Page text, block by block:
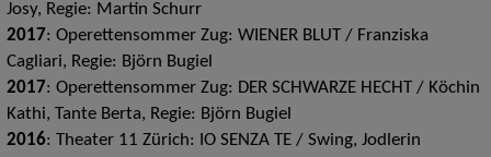
Josy, Regie: Martin Schurr
2017: Operettensommer Zug: WIENER BLUT / Franziska
Cagliari, Regie: Björn Bugiel
2017: Operettensommer Zug: DER SCHWARZE HECHT / Köchin
Kathi, Tante Berta, Regie: Björn Bugiel
2016: Theater 11 Zürich: IO SENZA TE / Swing, Jodlerin